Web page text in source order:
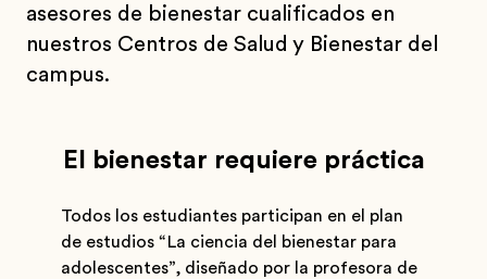
asesores de bienestar cualificados en
nuestros Centros de Salud y Bienestar del
campus.
El bienestar requiere práctica
Todos los estudiantes participan en el plan
de estudios “La ciencia del bienestar para
adolescentes”, diseñado por la profesora de